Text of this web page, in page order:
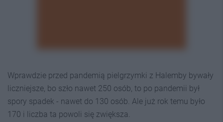
Wprawdzie przed pandemią pielgrzymki z Halemby bywały
liczniejsze, bo szło nawet 250 osób, to po pandemii był
spory spadek - nawet do 130 osób. Ale już rok temu było
170 i liczba ta powoli się zwiększa.